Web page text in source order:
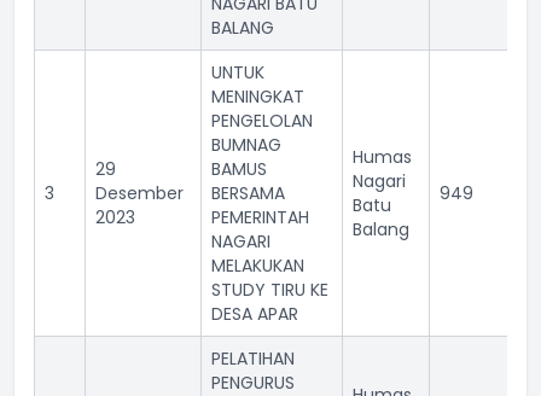
BALANG
3
29
Desember
2023
UNTUK
MENINGKAT
PENGELOLAN
BUMNAG
BAMUS
BERSAMA
PEMERINTAH
NAGARI
MELAKUKAN
STUDY TIRU KE
DESA APAR
Humas
Nagari
Batu
Balang
949
PELATIHAN
PENGURUS